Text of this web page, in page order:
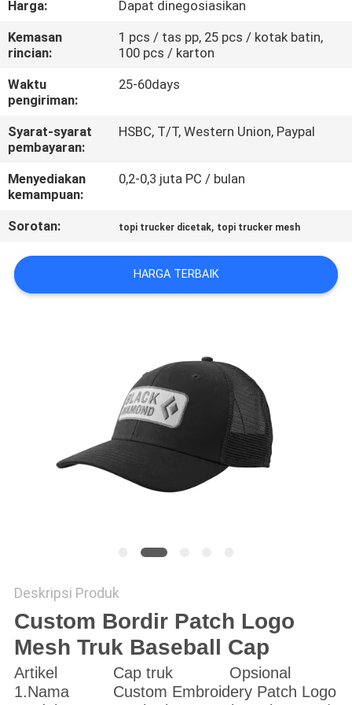
KUALITAS
HUBUNGI
KAMI
BERITA
KASUS
PRIVACY
Harga:
Dapat dinegosiasikan
Kemasan
rincian:
1 pcs / tas pp, 25 pcs / kotak batin,
100 pcs / karton
Waktu
pengiriman:
25-60days
Syarat-syarat
pembayaran:
HSBC, T/T, Western Union, Paypal
Menyediakan
kemampuan:
0,2-0,3 juta PC / bulan
Sorotan: topi trucker dicetak, topi trucker mesh
HARGA TERBAIK
Deskripsi Produk
Custom Bordir Patch Logo
Mesh Truk Baseball Cap
Artikel Cap truk
Opsional
1.Nama
Custom Embroidery Patch Logo